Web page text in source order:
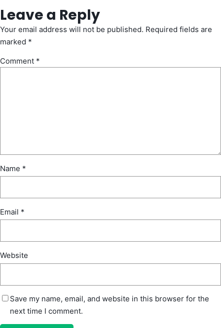
Leave a Reply
Your email address will not be published. Required fields are
marked *
Comment *
Name *
Email *
Website
Save my name, email, and website in this browser for the
next time I comment.